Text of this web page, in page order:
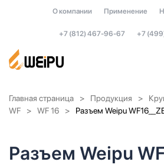
О компании Применение
+7 (812) 467-96-67 +7
Главная страница Продукция
WF
WF 16 Разъем Weipu
Разъем Weipu